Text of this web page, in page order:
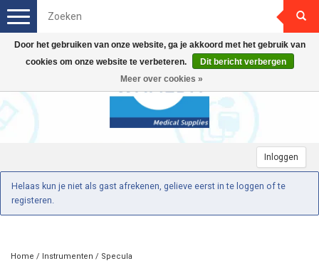
Inloggen
Toggle
Helaas kun je niet als gast afrekenen, gelieve eerst in te loggen of te
registeren.
Home / Instrumenten / Specula
Door het gebruiken van onze website, ga je akkoord met het gebruik van
cookies om onze website te verbeteren.
Dit bericht verbergen
Meer over cookies »